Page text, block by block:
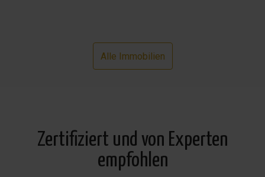
Alle Immobilien
Zertifiziert und von Experten
empfohlen